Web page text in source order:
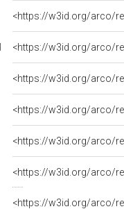
<https://w3id.org/arco/
<https://w3id.org/arco/
<https://w3id.org/arco/
<https://w3id.org/arco/
<https://w3id.org/arco/
<https://w3id.org/arco/